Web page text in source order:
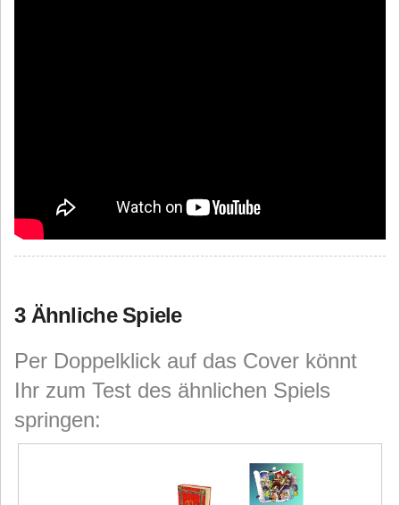
3 Ähnliche Spiele
Per Doppelklick auf das Cover könnt
Ihr zum Test des ähnlichen Spiels
springen: